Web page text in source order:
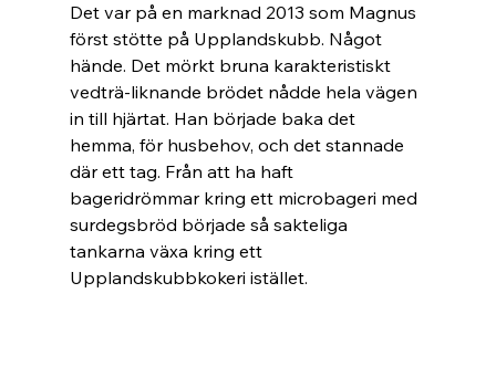
Det var på en marknad 2013 som Magnus
först stötte på Upplandskubb. Något
hände. Det mörkt bruna karakteristiskt
vedträ-liknande brödet nådde hela vägen
in till hjärtat. Han började baka det
hemma, för husbehov, och det stannade
där ett tag. Från att ha haft
bageridrömmar kring ett microbageri med
surdegsbröd började så sakteliga
tankarna växa kring ett
Upplandskubbkokeri istället.